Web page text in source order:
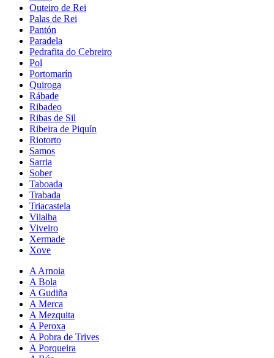
Outeiro de Rei
Palas de Rei
Pantón
Paradela
Pedrafita do Cebreiro
Pol
Portomarín
Quiroga
Rábade
Ribadeo
Ribas de Sil
Ribeira de Piquín
Riotorto
Samos
Sarria
Sober
Taboada
Trabada
Triacastela
Vilalba
Viveiro
Xermade
Xove
A Arnoia
A Bola
A Gudiña
A Merca
A Mezquita
A Peroxa
A Pobra de Trives
A Porqueira